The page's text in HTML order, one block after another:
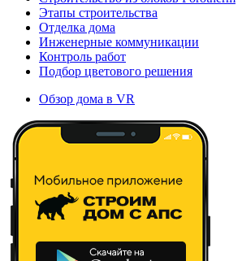
Этапы строительства
Отделка дома
Инженерные коммуникации
Контроль работ
Подбор цветового решения
Обзор дома в VR